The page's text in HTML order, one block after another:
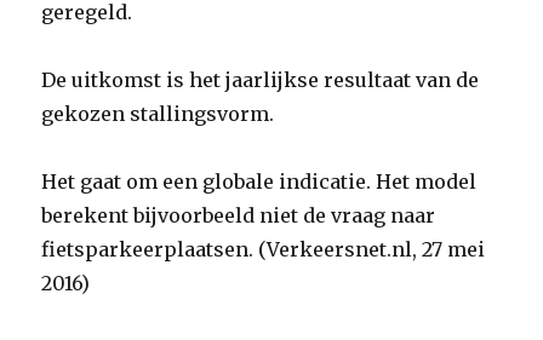
geregeld.
De uitkomst is het jaarlijkse resultaat van de
gekozen stallingsvorm.
Het gaat om een globale indicatie. Het model
berekent bijvoorbeeld niet de vraag naar
fietsparkeerplaatsen. (Verkeersnet.nl, 27 mei
2016)